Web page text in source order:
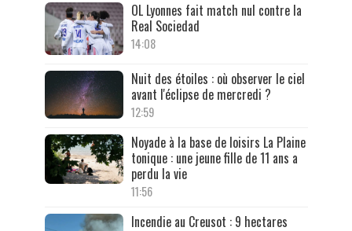
OL Lyonnes fait match nul contre la
Real Sociedad
14:08
Nuit des étoiles : où observer le ciel
avant l'éclipse de mercredi ?
12:59
Noyade à la base de loisirs La Plaine
tonique : une jeune fille de 11 ans a
perdu la vie
11:56
Incendie au Creusot : 9 hectares